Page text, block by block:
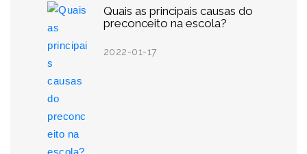
Quais as principais causas do
preconceito na escola?
2022-01-17